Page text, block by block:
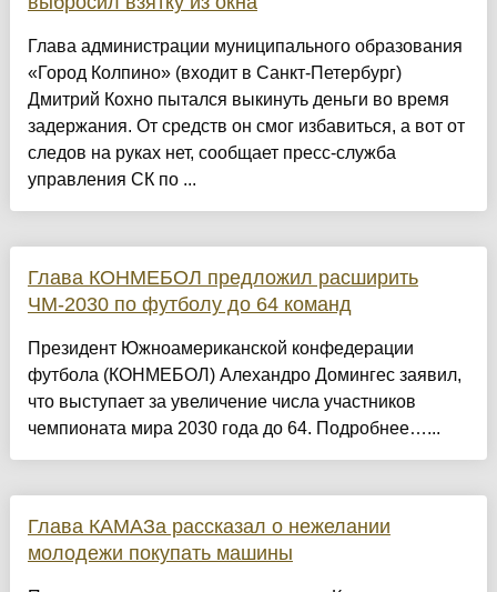
Глава администрации муниципального образования
«Город Колпино» (входит в Санкт-Петербург)
Дмитрий Кохно пытался выкинуть деньги во время
задержания. От средств он смог избавиться, а вот от
следов на руках нет, сообщает пресс-служба
управления СК по ...
Глава КОНМЕБОЛ предложил расширить
ЧМ‑2030 по футболу до 64 команд
Президент Южноамериканской конфедерации
футбола (КОНМЕБОЛ) Алехандро Домингес заявил,
что выступает за увеличение числа участников
чемпионата мира 2030 года до 64. Подробнее…...
Глава КАМАЗа рассказал о нежелании
молодежи покупать машины